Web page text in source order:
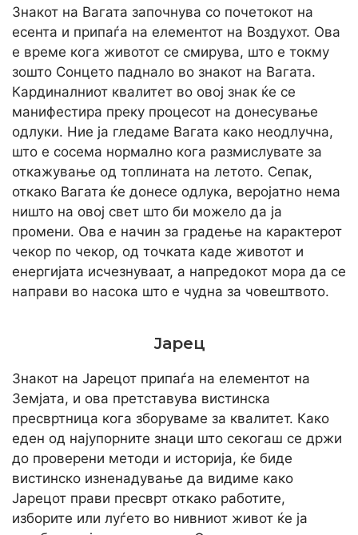
Знакот на Вагата започнува со почетокот на
есента и припаѓа на елементот на Воздухот. Ова
е време кога животот се смирува, што е токму
зошто Сонцето паднало во знакот на Вагата.
Кардиналниот квалитет во овој знак ќе се
манифестира преку процесот на донесување
одлуки. Ние ја гледаме Вагата како неодлучна,
што е сосема нормално кога размислувате за
откажување од топлината на летото. Сепак,
откако Вагата ќе донесе одлука, веројатно нема
ништо на овој свет што би можело да ја
промени. Ова е начин за градење на карактерот
чекор по чекор, од точката каде животот и
енергијата исчезнуваат, а напредокот мора да се
направи во насока што е чудна за човештвото.
Јарец
Знакот на Јарецот припаѓа на елементот на
Земјата, и ова претставува вистинска
пресвртница кога зборуваме за квалитет. Како
еден од најупорните знаци што секогаш се држи
до проверени методи и историја, ќе биде
вистинско изненадување да видиме како
Јарецот прави пресврт откако работите,
изборите или луѓето во нивниот живот ќе ја